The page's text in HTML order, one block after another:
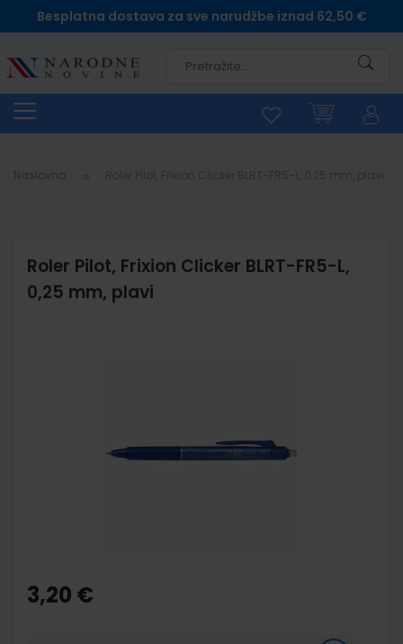
Besplatna dostava za sve narudžbe iznad 62,50 €
Naslovna
Roler Pilot, Frixion Clicker BLRT-FR5-L,
0,25 mm, plavi
the
beginning
3,20 €